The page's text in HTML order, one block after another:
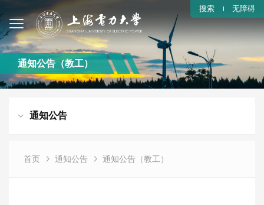
无障碍
搜索
通知公告（教工）
通知公告
首页 通知公告 通知公告（教工）